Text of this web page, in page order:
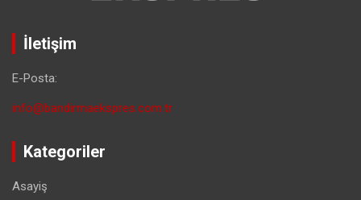
İletişim
E-Posta:
info@bandirmaekspres.com.tr
Kategoriler
Asayiş